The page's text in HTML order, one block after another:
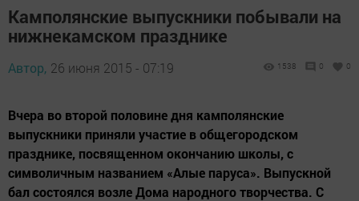
Камполянские выпускники побывали на
нижнекамском празднике
Автор, 26 июня 2015 - 07:19 1538 0 0
Вчера во второй половине дня камполянские
выпускники приняли участие в общегородском
празднике, посвященном окончанию школы, с
символичным названием «Алые паруса». Выпускной
бал состоялся возле Дома народного творчества. С